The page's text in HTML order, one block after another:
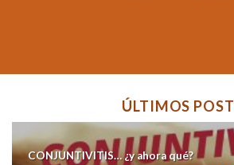
ÚLTIMOS POST
CONJUNTIVITIS… ¿y ahora qué?